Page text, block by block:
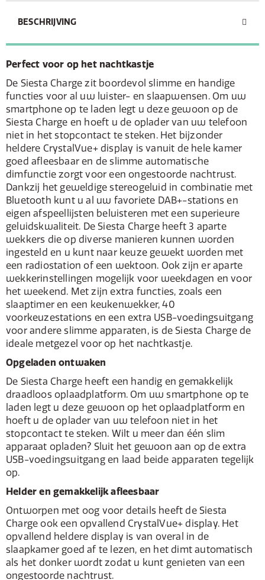
BESCHRIJVING
Perfect voor op het nachtkastje
De Siesta Charge zit boordevol slimme en handige
functies voor al uw luister- en slaapwensen. Om uw
smartphone op te laden legt u deze gewoon op de
Siesta Charge en hoeft u de oplader van uw telefoon
niet in het stopcontact te steken. Het bijzonder
heldere CrystalVue+ display is vanuit de hele kamer
goed afleesbaar en de slimme automatische
dimfunctie zorgt voor een ongestoorde nachtrust.
Dankzij het geweldige stereogeluid in combinatie met
Bluetooth kunt u al uw favoriete DAB+-stations en
eigen afspeellijsten beluisteren met een superieure
geluidskwaliteit. De Siesta Charge heeft 3 aparte
wekkers die op diverse manieren kunnen worden
ingesteld en u kunt naar keuze gewekt worden met
een radiostation of een wektoon. Ook zijn er aparte
wekkerinstellingen mogelijk voor weekdagen en voor
het weekend. Met zijn extra functies, zoals een
slaaptimer en een keukenwekker, 40
voorkeuzestations en een extra USB-voedingsuitgang
voor andere slimme apparaten, is de Siesta Charge de
ideale metgezel voor op het nachtkastje.
Opgeladen ontwaken
De Siesta Charge heeft een handig en gemakkelijk
draadloos oplaadplatform. Om uw smartphone op te
laden legt u deze gewoon op het oplaadplatform en
hoeft u de oplader van uw telefoon niet in het
stopcontact te steken. Wilt u meer dan één slim
apparaat opladen? Sluit het gewoon aan op de extra
USB-voedingsuitgang en laad beide apparaten tegelijk
op.
Helder en gemakkelijk afleesbaar
Ontworpen met oog voor details heeft de Siesta
Charge ook een opvallend CrystalVue+ display. Het
opvallend heldere display is van overal in de
slaapkamer goed af te lezen, en het dimt automatisch
als het donker wordt zodat u kunt genieten van een
ongestoorde nachtrust.